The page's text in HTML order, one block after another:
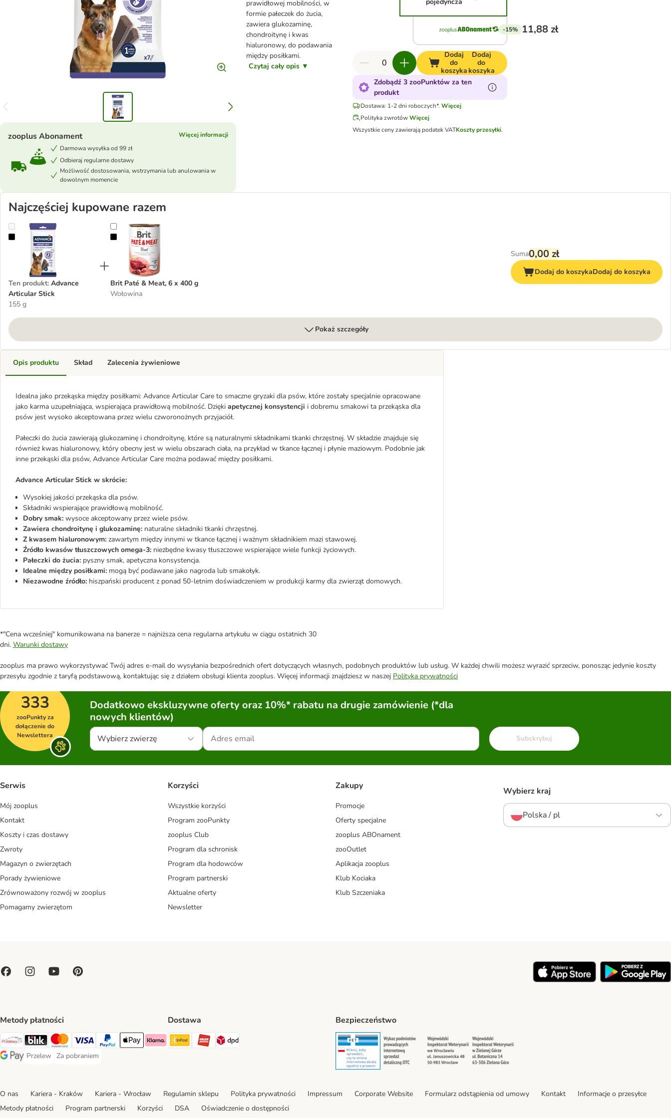
prawidłowej mobilności, w
formie pałeczek do żucia,
zawiera glukozaminę,
chondroitynę i kwas
hialuronowy, do podawania
między posiłkami.
Czytaj cały opis ▼
zooplus Abonament
Więcej informacji
Darmowa wysyłka od 99 zł
Odbieraj regularne dostawy
Możliwość dostosowania, wstrzymania lub anulowania w
dowolnym momencie
-15% 11,88 zł
Dodaj
do
koszyka
Dodaj
do
koszyka
Zdobądź 3 zooPunktów za ten
produkt
Dostawa: 1-2 dni roboczych*. Więcej
Polityka zwrotów Więcej
Wszystkie ceny zawierają podatek VATKoszty przesyłki.
Najczęściej kupowane razem
Advance Articular Stick
Ten produkt: Advance
Articular Stick
155 g
Brit Paté & Meat, 6 x 400 g
Brit Paté & Meat, 6 x 400 g
Wołowina
Suma0,00 zł
Dodaj do koszykaDodaj do koszyka
Pokaż szczegóły
Opis produktu
Idealna jako przekąska między posiłkami: Advance Articular Care to smaczne gryzaki dla psów, które zostały specjalnie opracowane
jako karma uzupełniająca, wspierająca prawidłową mobilność. Dzięki apetycznej konsystencji i dobremu smakowi ta przekąska dla
psów jest wysoko akceptowana przez wielu czworonożnych przyjaciół.
Pałeczki do żucia zawierają glukozaminę i chondroitynę, które są naturalnymi składnikami tkanki chrzęstnej. W składzie znajduje się
również kwas hialuronowy, który obecny jest w wielu obszarach ciała, na przykład w tkance łącznej i płynie maziowym. Podobnie jak
inne przekąski dla psów, Advance Articular Care można podawać między posiłkami.
Advance Articular Stick w skrócie:
Wysokiej jakości przekąska dla psów.
Składniki wspierające prawidłową mobilność.
Dobry smak: wysoce akceptowany przez wiele psów.
Zawiera chondroitynę i glukozaminę: naturalne składniki tkanki chrzęstnej.
Z kwasem hialuronowym: zawartym między innymi w tkance łącznej i ważnym składnikiem mazi stawowej.
Źródło kwasów tłuszczowych omega-3: niezbędne kwasy tłuszczowe wspierające wiele funkcji życiowych.
Pałeczki do żucia: pyszny smak, apetyczna konsystencja.
Idealne między posiłkami: mogą być podawane jako nagroda lub smakołyk.
Niezawodne źródło: hiszpański producent z ponad 50-letnim doświadczeniem w produkcji karmy dla zwierząt domowych.
Skład Zalecenia żywieniowe
*"Cena wcześniej" komunikowana na banerze = najniższa cena regularna artykułu w ciągu ostatnich 30
dni. Warunki dostawy
zooplus ma prawo wykorzystywać Twój adres e-mail do wysyłania bezpośrednich ofert dotyczących własnych, podobnych produktów lub usług. W każdej chwili możesz wyrazić sprzeciw, ponosząc jedynie koszty
przesyłu zgodnie z taryfą podstawową, kontaktując się z działem obsługi klienta zooplus. Więcej informacji znajdziesz w naszej Polityka prywatności
333
zooPunkty za
dołączenie do
Newslettera
Dodatkowo ekskluzywne oferty oraz 10%* rabatu na drugie zamówienie (*dla
nowych klientów)
Wybierz zwierzę Subskrybuj
Serwis
Mój zooplus
Kontakt
Koszty i czas dostawy
Zwroty
Magazyn o zwierzętach
Porady żywieniowe
Zrównoważony rozwój w zooplus
Pomagamy zwierzętom
Korzyści
Wszystkie korzyści
Program zooPunkty
zooplus Club
Program dla schronisk
Program dla hodowców
Program partnerski
Aktualne oferty
Newsletter
Zakupy
Promocje
Oferty specjalne
zooplus ABOnament
zooOutlet
Aplikacja zooplus
Klub Kociaka
Klub Szczeniaka
Wybierz kraj
Polska / pl
Metody płatności
Przelewy24 Payment Method
Blik Payment Method
MasterCard Payment Method
Visa Payment Method
PayPal Payment Method
Apple Pay Payment Method
Klarna Payment Method
Google Pay Payment Method
Przelew
Przelew Payment Method
Za pobraniem
Za pobraniem Payment Method
Dostawa
Paczkomat® Shipping Method
ORLEN Paczka Shipping Method
Bezpieczeństwo
Security Security Security
O nas Kariera - Kraków Kariera - Wrocław Regulamin sklepu Polityka prywatności Impressum Corporate Website Formularz odstąpienia od umowy Kontakt
Informacje o przesyłce
Metody płatności
Program partnerski Korzyści DSA Oświadczenie o dostępności